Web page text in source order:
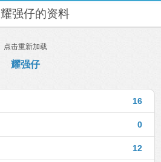
耀强仔的资料
点击重新加载
耀强仔
16
0
12